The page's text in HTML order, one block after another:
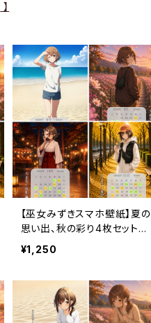
】
【巫女みずきスマホ壁紙】夏の
思い出、秋の彩り4枚セット
〈8〜11月カレンダー・3ヶ月利
用コード付き〉
¥1,250